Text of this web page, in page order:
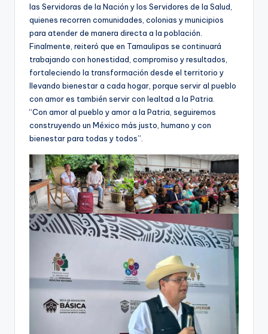
las Servidoras de la Nación y los Servidores de la Salud,
quienes recorren comunidades, colonias y municipios
para atender de manera directa a la población.
Finalmente, reiteró que en Tamaulipas se continuará
trabajando con honestidad, compromiso y resultados,
fortaleciendo la transformación desde el territorio y
llevando bienestar a cada hogar, porque servir al pueblo
con amor es también servir con lealtad a la Patria.
“Con amor al pueblo y amor a la Patria, seguiremos
construyendo un México más justo, humano y con
bienestar para todas y todos”.